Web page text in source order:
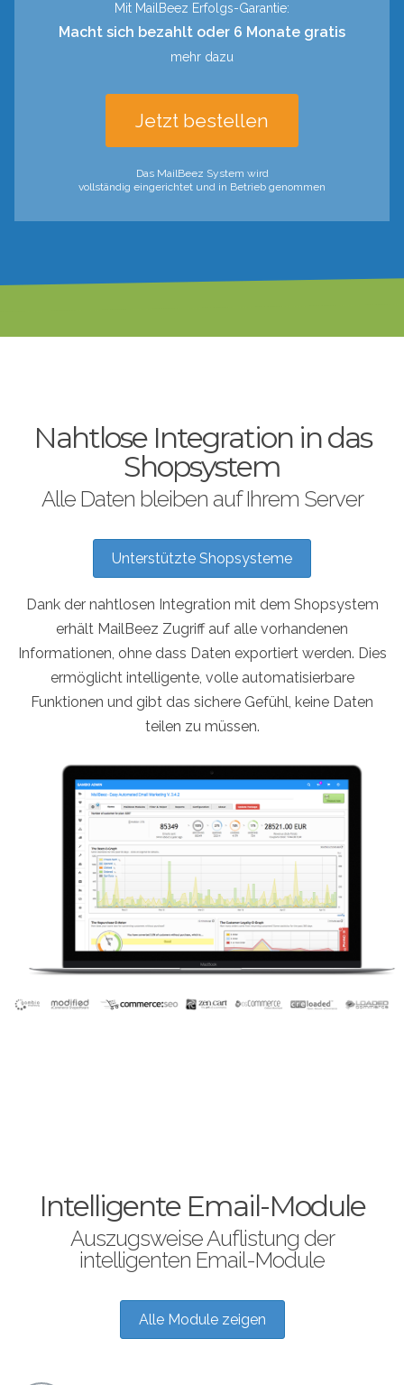
Mit MailBeez Erfolgs-Garantie:
Macht sich bezahlt oder 6 Monate gratis
mehr dazu
Jetzt bestellen
Das MailBeez System wird
vollständig eingerichtet und in Betrieb genommen
Nahtlose Integration in das
Shopsystem
Alle Daten bleiben auf Ihrem Server
Unterstützte Shopsysteme
Dank der nahtlosen Integration mit dem Shopsystem
erhält MailBeez Zugriff auf alle vorhandenen
Informationen, ohne dass Daten exportiert werden. Dies
ermöglicht intelligente, volle automatisierbare
Funktionen und gibt das sichere Gefühl, keine Daten
teilen zu müssen.
Intelligente Email-Module
Auszugsweise Auflistung der
intelligenten Email-Module
Alle Module zeigen